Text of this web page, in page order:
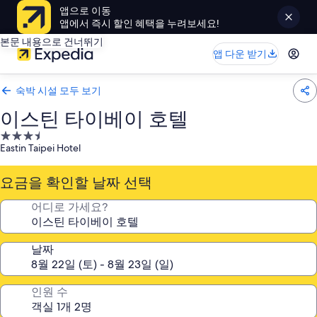
앱으로 이동
앱에서 즉시 할인 혜택을 누려보세요!
본문 내용으로 건너뛰기
앱 다운 받기
숙박 시설 모두 보기
이스틴 타이베이 호텔
3.5
성
급
숙
박
설
Eastin Taipei Hotel
요금을 확인할 날짜 선택
어디로 가세요?
날짜
인원 수